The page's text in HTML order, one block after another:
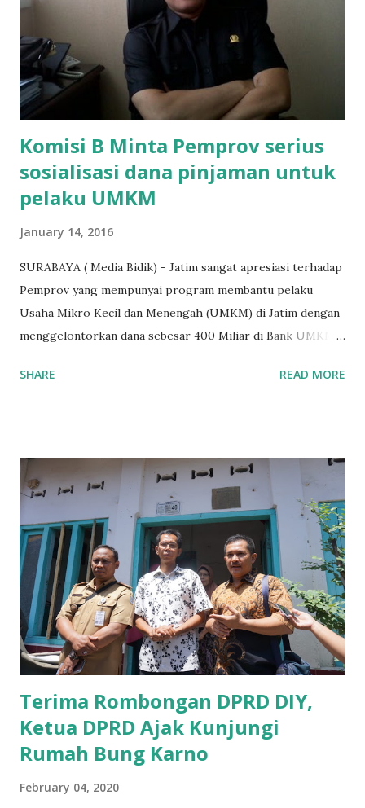
agar uang bisa kembali,"ungkapnya. Perihal adanya
penarikan uang iuran untuk pembangunan gedung sekolah,
dibenarkan oleh Atika Fadhilah siswa kelas XI saat
diwawancarai. "Benar, bilangnya wajib Rp 1,5 juta dan waktu
terakh...
Komisi B Minta Pemprov serius
sosialisasi dana pinjaman untuk
pelaku UMKM
January 14, 2016
SURABAYA ( Media Bidik) - Jatim sangat apresiasi terhadap
Pemprov yang mempunyai program membantu pelaku
Usaha Mikro Kecil dan Menengah (UMKM) di Jatim dengan
menggelontorkan dana sebesar 400 Miliar di Bank UMKM
UMKM di Jatim. Namun Chusainuddin,S.Sos Anggota Komisi
yang sebenarnya ada dana pinjaman lunak untuk mereka. "
Ketika saya menjalankan Reses di Blitar,Kediri dan
Tulungagung , banyak masyarakat sana tak mengetahui ada
dana pinjaman lunak di Bank UMKM untuk para pelaku
UMKM, karena sebenarnya jika Pemprov serius
memberikan sosialisasi sampai ke tingkat desa,maka saya
yakin masyarakat sangat senang sekali," ucap pria yang
akrab dipanggil Gus Udin tersebut. Apalagi menyambut
MEA, seharusnya pelaku UMKM sudah mengerti kalau ada
dana pinjaman unt...
SHARE READ MORE
Terima Rombongan DPRD DIY,
Ketua DPRD Ajak Kunjungi
Rumah Bung Karno
February 04, 2020